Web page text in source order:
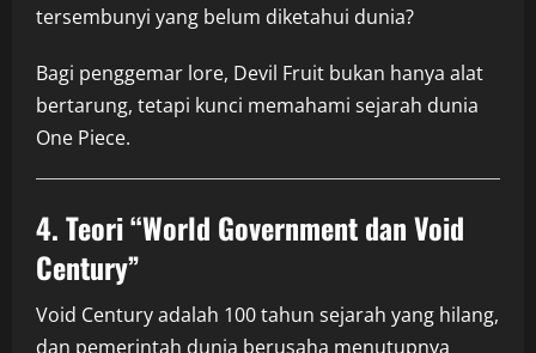
tersembunyi yang belum diketahui dunia?
Bagi penggemar lore, Devil Fruit bukan hanya alat
bertarung, tetapi kunci memahami sejarah dunia
One Piece.
4. Teori “World Government dan Void
Century”
Void Century adalah 100 tahun sejarah yang hilang,
dan pemerintah dunia berusaha menutupnya